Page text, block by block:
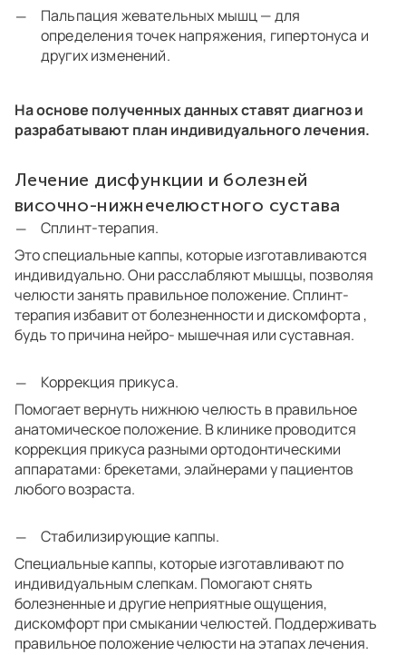
Пальпация жевательных мышц — для
определения точек напряжения, гипертонуса и
других изменений.
На основе полученных данных ставят диагноз и
разрабатывают план индивидуального лечения.
Лечение дисфункции и болезней
височно-нижнечелюстного сустава
Сплинт-терапия.
Это специальные каппы, которые изготавливаются
индивидуально. Они расслабляют мышцы, позволяя
челюсти занять правильное положение. Сплинт-
терапия избавит от болезненности и дискомфорта ,
будь то причина нейро- мышечная или суставная.
Коррекция прикуса.
Помогает вернуть нижнюю челюсть в правильное
анатомическое положение. В клинике проводится
коррекция прикуса разными ортодонтическими
аппаратами: брекетами, элайнерами у пациентов
любого возраста.
Стабилизирующие каппы.
Специальные каппы, которые изготавливают по
индивидуальным слепкам. Помогают снять
болезненные и другие неприятные ощущения,
дискомфорт при смыкании челюстей. Поддерживать
правильное положение челюсти на этапах лечения.